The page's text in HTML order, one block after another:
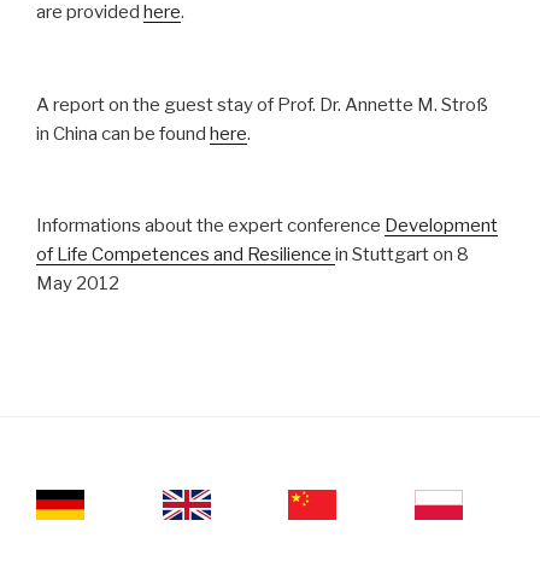
are provided here.
A report on the guest stay of Prof. Dr. Annette M. Stroß
in China can be found here.
Informations about the expert conference Development
of Life Competences and Resilience in Stuttgart on 8
May 2012